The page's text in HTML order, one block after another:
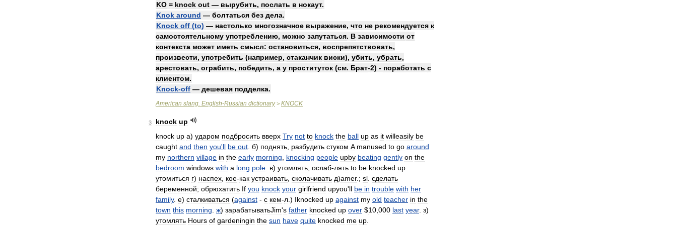
KO = knock out — вырубить, послать в нокаут.
Knok around — болтаться без дела.
Knock off (to) — настолько многозначное выражение, что не рекомендуется к
самостоятельному употреблению, можно запутаться. В зависимости от
контекста может иметь смысл: остановиться, воспрепятствовать,
произвести, употребить (например, стаканчик виски), убить, убрать,
арестовать, ограбить, победить, а у проституток (см. Брат-2) - поработать с
клиентом.
Knock-off — дешевая подделка.
American slang. English-Russian dictionary> KNOCK
3 knock up
knock up а) ударом подбросить вверх Try not to knock the ball up as it willeasily be
caught and then you'll be out б) поднять разбудить стуком A manused to go around
my northern village in the early morning knocking people upby beating gently on the
bedroom windows with a long pole в) утомлять; ослаб-лять to be knocked up
утомиться г) наспех кое-как устраивать сколачивать д)amer.; sl сделать
беременной; обрюхатить If you knock your girlfriend upyou'll be in trouble with her
family. е) сталкиваться (against - с кем-л .) Iknocked up against my old teacher in the
town this morning ж) зарабатыватьJim's father knocked up over $10 000 last year. з)
утомлять Hours of gardeningin the sun have quite knocked me up